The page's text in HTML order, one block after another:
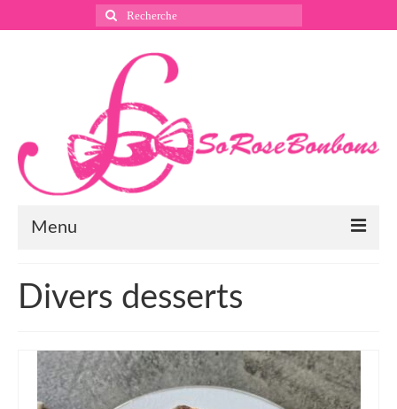
Rechercher
:
Menu
Instagram
Pinterest
Facebook
Divers desserts